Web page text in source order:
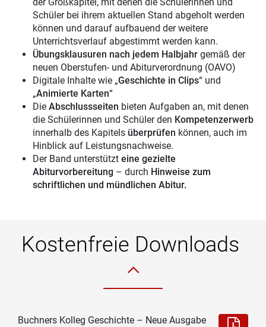
Schüler bei ihrem aktuellen Stand abgeholt werden
können und darauf aufbauend der weitere
Unterrichtsverlauf abgestimmt werden kann.
Übungsklausuren nach jedem Halbjahr gemäß der
neuen Oberstufen- und Abiturverordnung (OAVO)
Digitale Inhalte wie „Geschichte in Clips“ und
„Animierte Karten“
Die Abschlussseiten bieten Aufgaben an, mit denen
die Schülerinnen und Schüler den Kompetenzerwerb
innerhalb des Kapitels überprüfen können, auch im
Hinblick auf Leistungsnachweise.
Der Band unterstützt eine gezielte
Abiturvorbereitung – durch Hinweise zum
schriftlichen und mündlichen Abitur.
Kostenfreie Downloads
Buchners Kolleg Geschichte – Neue Ausgabe